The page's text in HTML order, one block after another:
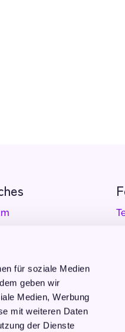
für soziale Medien
geben wir
Medien, Werbung
mit weiteren Daten
der Dienste